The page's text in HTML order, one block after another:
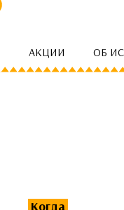
АКЦИИ ОБ
Когда